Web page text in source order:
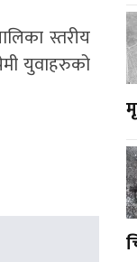
स्तरीय
युवाहरुको